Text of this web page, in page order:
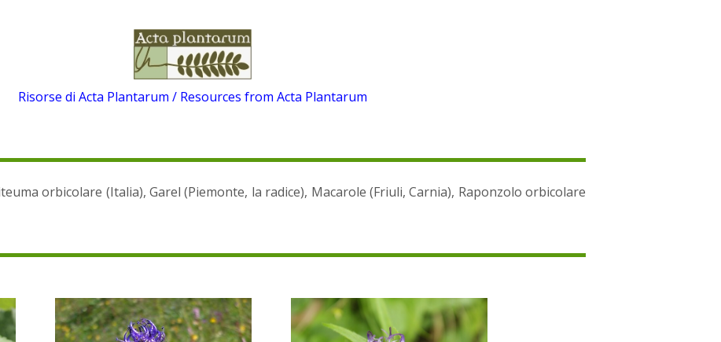
Risorse di Acta Plantarum / Resources from Acta Plantarum
orbicolare (Italia), Garel (Piemonte, la radice), Macarole (Friuli, Carnia), Raponzolo orbicolare